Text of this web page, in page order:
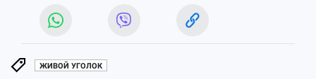
ЖИВОЙ УГОЛОК